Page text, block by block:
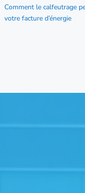
Comment le calfeutrage
votre facture d’énergie